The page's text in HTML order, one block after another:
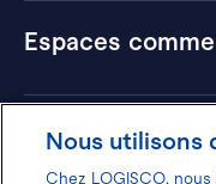
Espaces
Hôtels
Nous utilisons
Chez LOGISCO,